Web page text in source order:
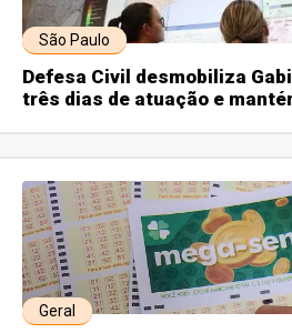
São Paulo
Defesa Civil desmobiliza
três dias de atuação e
Geral